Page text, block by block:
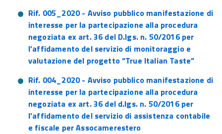
Rif. 005_2020 - Avviso pubblico manifestazione di
interesse per la partecipazione alla procedura
negoziata ex art. 36 del D.lgs. n. 50/2016 per
l’affidamento del servizio di monitoraggio e
valutazione del progetto “True Italian Taste”
Rif. 004_2020 - Avviso pubblico manifestazione di
interesse per la partecipazione alla procedura
negoziata ex art. 36 del d.lgs. n. 50/2016 per
l’affidamento del servizio di assistenza contabile
e fiscale per Assocamerestero